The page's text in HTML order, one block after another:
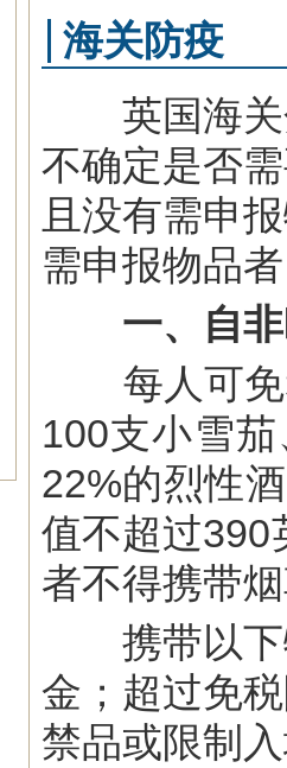
海关防疫
英国海关
不确定是否
且没有需申
需申报物品
一、自
每人可免
100支小雪
22%的烈性
值不超过390
者不得携带
携带以下
金；超过免
禁品或限制